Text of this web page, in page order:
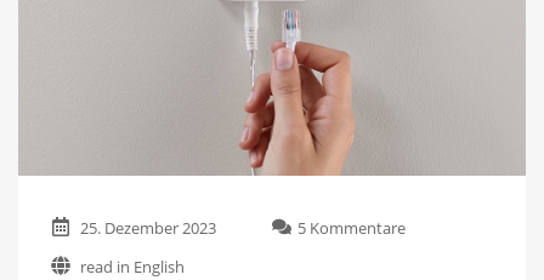
25. Dezember 2023 5 Kommentarezu
read in English